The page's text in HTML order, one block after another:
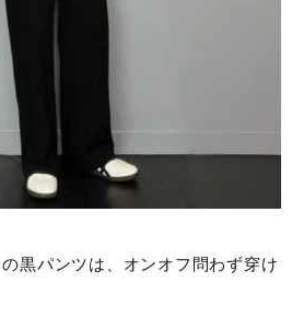
黒パンツは、オンオフ問わず穿け